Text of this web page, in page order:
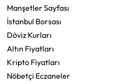
Manşetler Sayfası
İstanbul Borsası
Döviz Kurları
Altın Fiyatları
Kripto Fiyatları
Nöbetçi Eczaneler